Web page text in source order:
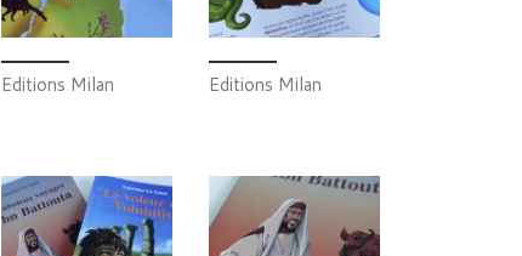
Editions Milan Editions Milan